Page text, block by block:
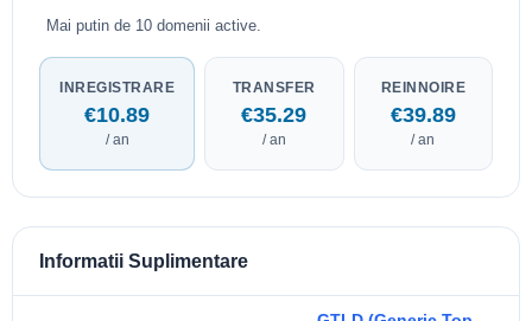
Mai putin de 10 domenii active.
INREGISTRARE
€10.89
/ an
TRANSFER
€35.29
/ an
REINNOIRE
€39.89
/ an
Informatii Suplimentare